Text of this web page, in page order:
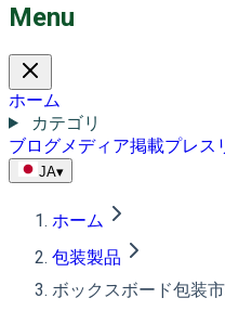
Menu
ホーム
カテゴリ
ブログメディア掲載プレス
JA▾
ホーム
包装製品
ボックスボード包装